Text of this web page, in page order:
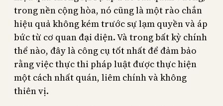
trong nền cộng hòa, nó cũng là một rào chắn
hiệu quả không kém trước sự lạm quyền và áp
bức từ cơ quan đại diện. Và trong bất kỳ chính
thể nào, đây là công cụ tốt nhất để đảm bảo
rằng việc thực thi pháp luật được thực hiện
một cách nhất quán, liêm chính và không
thiên vị.